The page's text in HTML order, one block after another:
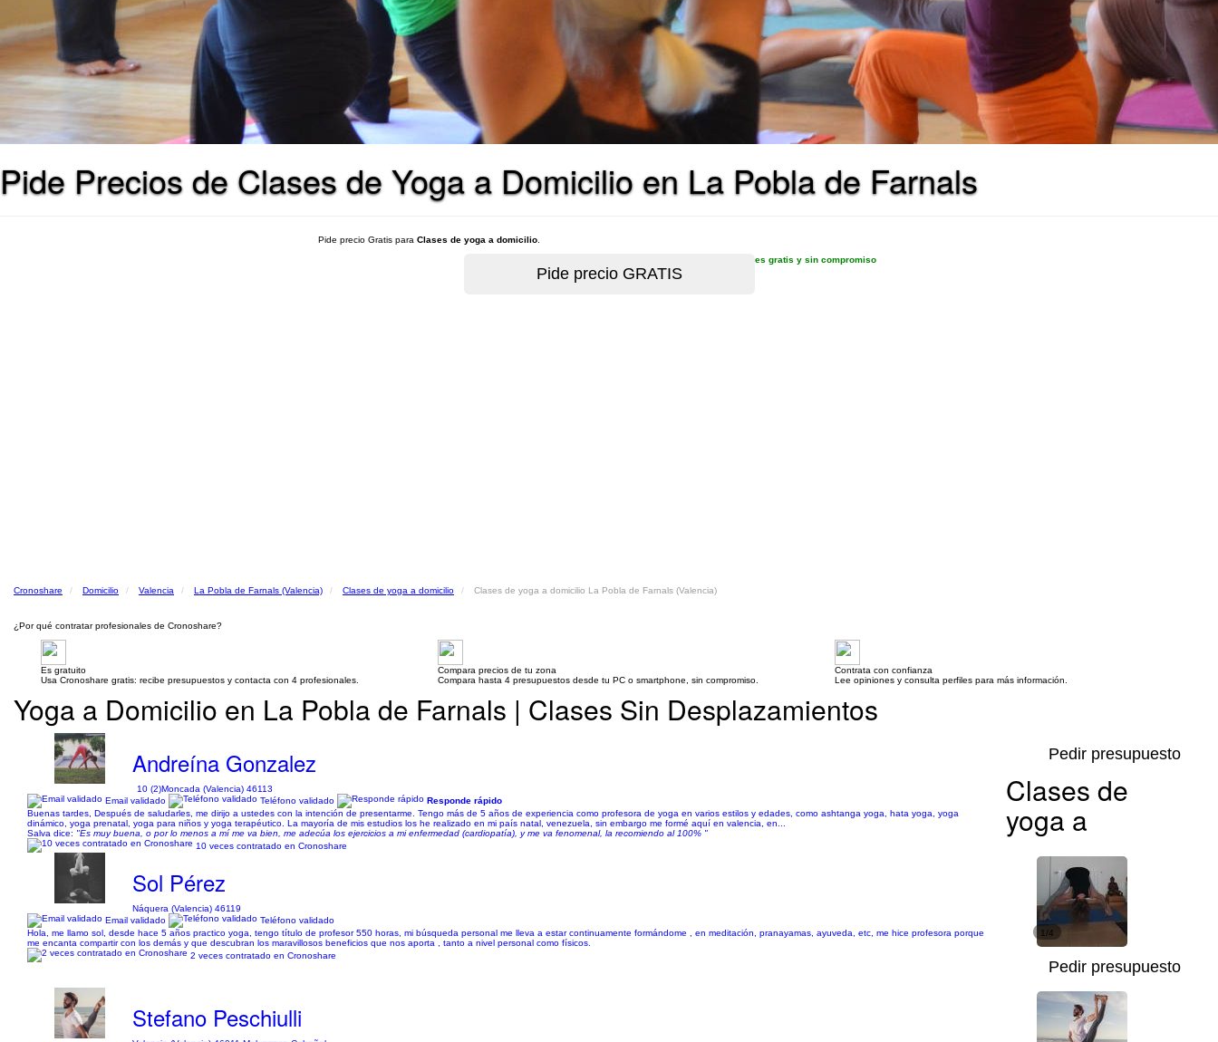
Pide Precios de Clases de Yoga a Domicilio en La Pobla de Farnals
Pide precio Gratis para Clases de yoga a domicilio
es gratis y sin compromiso
Cronoshare Domicilio Valencia La Pobla de Farnals (Valencia) Clases de yoga a domicilio Clases de yoga a domicilio La Pobla de Farnals (Valencia)
¿Por qué contratar profesionales de Cronoshare?
Es gratuito
Usa Cronoshare gratis: recibe presupuestos y contacta con 4 profesionales.
Compara precios de tu zona
Compara hasta 4 presupuestos desde tu PC o smartphone, sin compromiso.
Contrata con confianza
Lee opiniones y consulta perfiles para más información.
Yoga a Domicilio en La Pobla de Farnals | Clases Sin Desplazamientos
Andreína Gonzalez
10 (2)Moncada (Valencia) 46113
Email validado
Teléfono validado
Responde rápido
Buenas tardes, Después de saludarles, me dirijo a ustedes con la intención de presentarme. Tengo más de 5 años de experiencia como profesora de yoga en varios estilos y edades, como ashtanga yoga, hata yoga, yoga
dinámico, yoga prenatal, yoga para niños y yoga terapéutico. La mayoría de mis estudios los he realizado en mi país natal, venezuela, sin embargo me formé aquí en valencia, en...
Salva dice: "Es muy buena, o por lo menos a mí me va bien, me adecúa los ejercicios a mi enfermedad (cardiopatía), y me va fenomenal, la recomiendo al 100% "
10 veces contratado en Cronoshare
Pedir presupuesto
Sol Pérez
Náquera (Valencia) 46119
Email validado
Teléfono validado
Hola, me llamo sol, desde hace 5 años practico yoga, tengo título de profesor 550 horas, mi búsqueda personal me lleva a estar continuamente formándome , en meditación, pranayamas, ayuveda, etc, me hice profesora porque
me encanta compartir con los demás y que descubran los maravillosos beneficios que nos aporta , tanto a nivel personal como físicos.
2 veces contratado en Cronoshare
1/4
Pedir presupuesto
Stefano Peschiulli
Clases de
yoga a